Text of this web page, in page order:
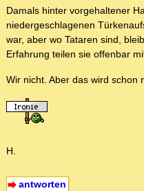
Damals hinter vorgehaltener
niedergeschlagenen
war, aber wo Tataren sind,
Erfahrung teilen sie offenbar
Wir nicht. Aber das wird schon
H.
antworten